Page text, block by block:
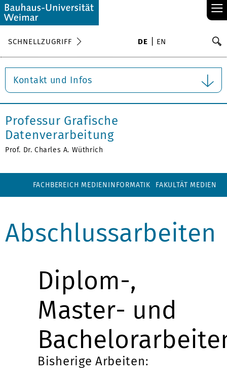
≡
SCHNELLZUGRIFF DE EN
Kontakt und Infos
Professur Grafische
Datenverarbeitung
Prof. Dr. Charles A. Wüthrich
FACHBEREICH MEDIENINFORMATIK FAKULTÄT MEDIEN
Abschlussarbeiten
Diplom-,
Master- und
Bisherige Arbeiten: